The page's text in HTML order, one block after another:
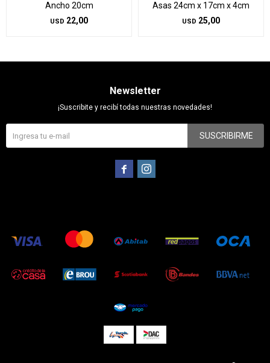
Ancho 20cm
USD 22,00
Asas 24cm x 17cm x 4cm
USD 25,00
Newsletter
¡Suscribite y recibí todas nuestras novedades!
SUSCRIBIRME
 